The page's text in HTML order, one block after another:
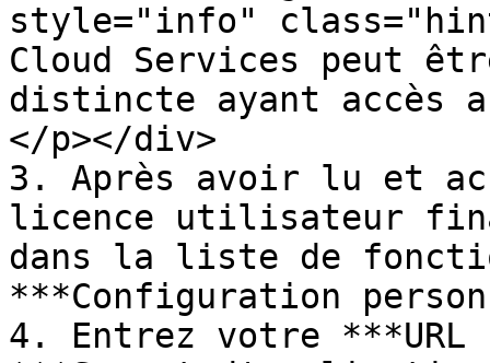
style="info"
Cloud Services peut
distincte ayant accès
</p></div>
3. Après avoir lu et
licence utilisateur
dans la liste de
***Configuration
4. Entrez votre